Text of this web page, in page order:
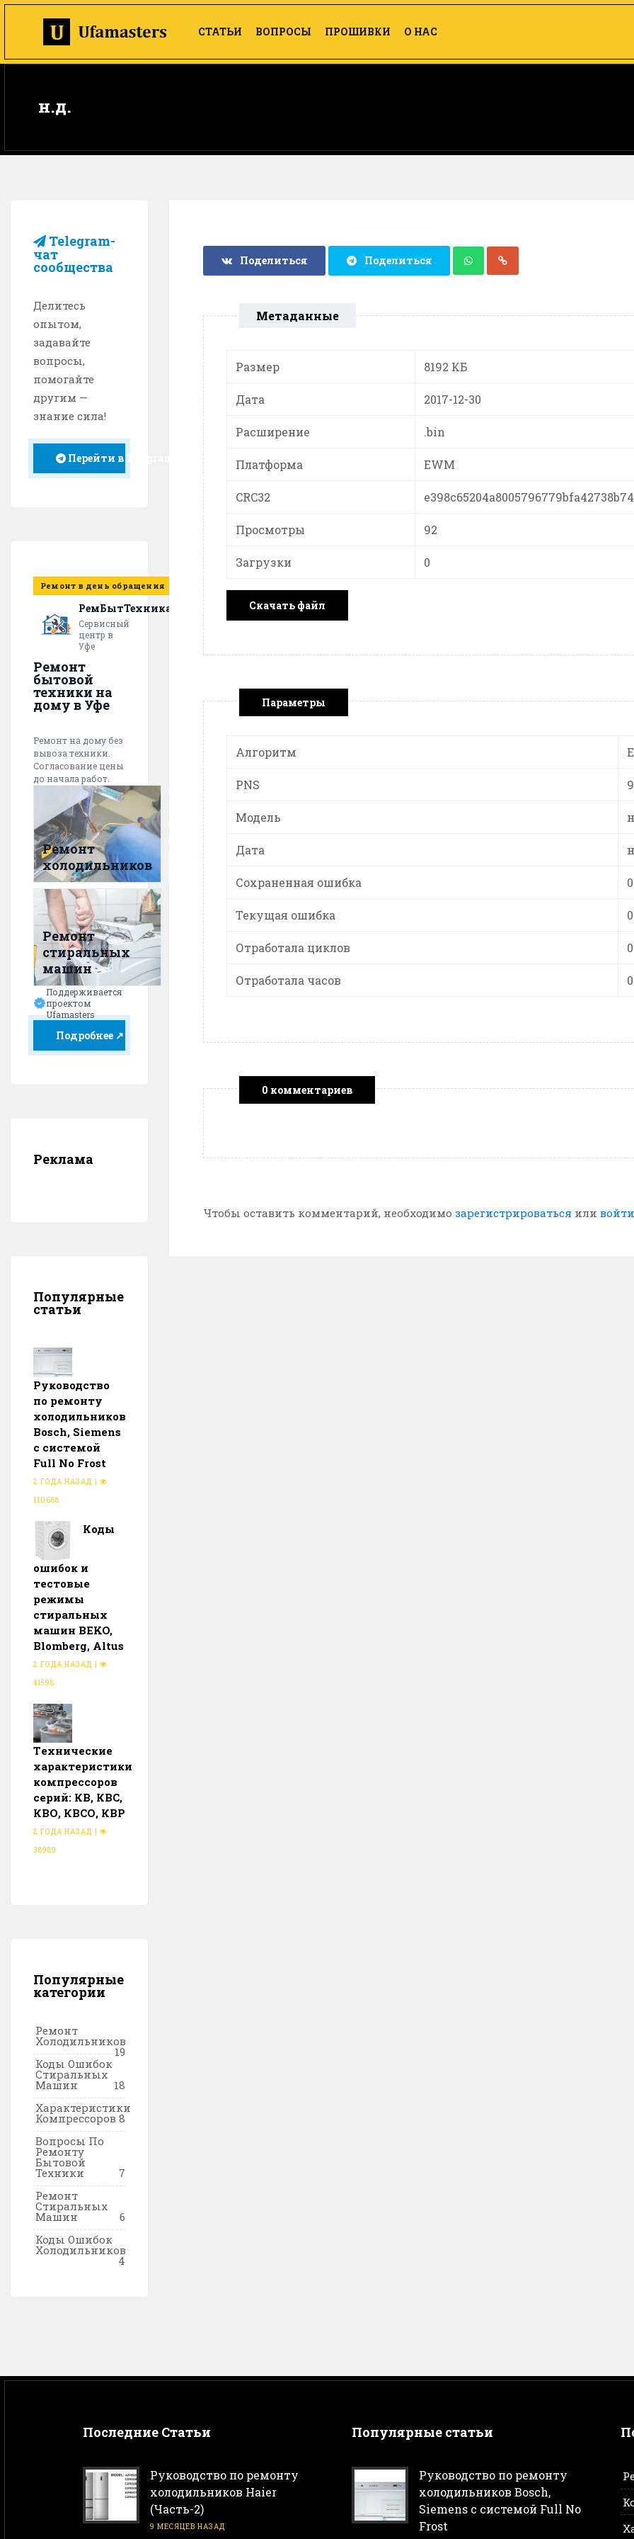
СТАТЬИ ВОПРОСЫ ПРОШИВКИ О НАС
н.д.
Telegram-
чат
сообщества
Делитесь
опытом,
задавайте
вопросы,
помогайте
другим —
знание сила!
Перейти в Telegram
Ремонт в день обращения
РемБытТехника
Сервисный
центр в
Уфе
Ремонт
бытовой
техники на
дому в Уфе
Ремонт на дому без
вывоза техники.
Согласование цены
до начала работ.
Ремонт
холодильников
Ремонт
стиральных
машин
Поддерживается
проектом
Ufamasters
Подробнее ↗
Реклама
Популярные
статьи
Руководство
по ремонту
холодильников
Bosch, Siemens
с системой
Full No Frost
2 ГОДА НАЗАД |
110688
Коды
ошибок и
тестовые
режимы
стиральных
машин BEKO,
Blomberg, Altus
2 ГОДА НАЗАД |
41598
Тeхнические
характеристики
компрессоров
серий: КВ, КВС,
КВО, КВСО, КВР
2 ГОДА НАЗАД |
38989
Популярные
категории
Ремонт
Холодильников
19
Коды Ошибок
Стиральных
Машин
18
Характеристики
Компрессоров 8
Вопросы По
Ремонту
Бытовой
Техники
7
Ремонт
Стиральных
Машин
6
Коды Ошибок
Холодильников
4
Поделиться Поделиться
Метаданные
Размер 8192 КБ
Дата 2017-12-30
Расширение .bin
Платформа EWM
CRC32 e398c65204a8005796779bfa42738b74
Просмотры 92
Загрузки 0
Скачать файл
Параметры
Алгоритм
PNS
Модель
Дата
Сохраненная ошибка
Текущая ошибка
Отработала циклов 0
Отработала часов 0
0 комментариев
Чтобы оставить комментарий, необходимо зарегистрироваться или войти
Последние Статьи
Руководство по ремонту
холодильников Haier
(Часть-2)
9 МЕСЯЦЕВ НАЗАД
Популярные статьи
Руководство по ремонту
холодильников Bosch,
Siemens с системой Full No
Frost